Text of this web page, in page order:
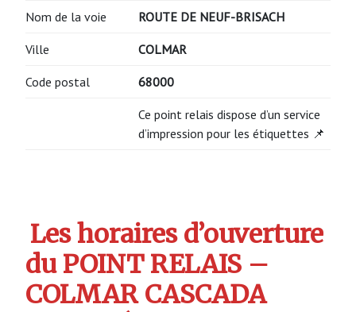
Nom de la voie ROUTE DE NEUF-BRISACH
Ville COLMAR
Code postal 68000
Ce point relais dispose d’un service
d’impression pour les étiquettes 📌
Les horaires d’ouverture
du POINT RELAIS –
COLMAR CASCADA